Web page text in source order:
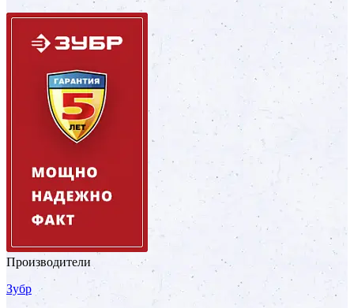
Производители
Зубр